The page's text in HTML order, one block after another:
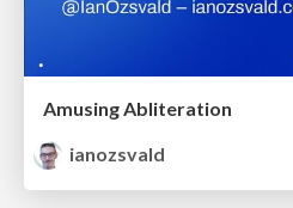
Amusing Abliteration
ianozsvald